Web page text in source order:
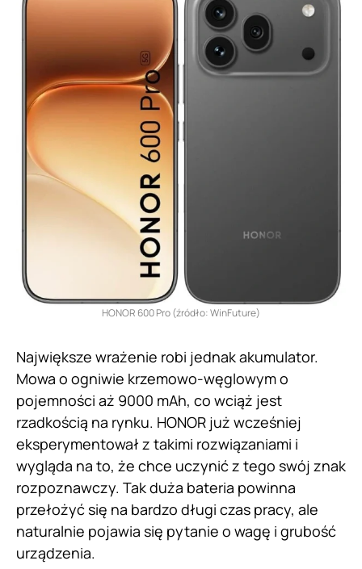
HONOR 600 Pro (źródło: WinFuture)
Największe wrażenie robi jednak akumulator.
Mowa o ogniwie krzemowo-węglowym o
pojemności aż 9000 mAh, co wciąż jest
rzadkością na rynku. HONOR już wcześniej
eksperymentował z takimi rozwiązaniami i
wygląda na to, że chce uczynić z tego swój znak
rozpoznawczy. Tak duża bateria powinna
przełożyć się na bardzo długi czas pracy, ale
naturalnie pojawia się pytanie o wagę i grubość
urządzenia.